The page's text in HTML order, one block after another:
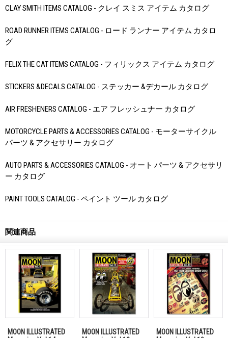
CLAY SMITH ITEMS CATALOG - クレイ スミス アイテム カタログ
ROAD RUNNER ITEMS CATALOG - ロード ランナー アイテム カタロ
グ
FELIX THE CAT ITEMS CATALOG - フィリックス アイテム カタログ
STICKERS &DECALS CATALOG - ステッカー &デカール カタログ
AIR FRESHENERS CATALOG - エア フレッシュナー カタログ
MOTORCYCLE PARTS & ACCESSORIES CATALOG - モーターサイクル
パーツ & アクセサリー カタログ
AUTO PARTS & ACCESSORIES CATALOG - オート パーツ & アクセサリ
ー カタログ
PAINT TOOLS CATALOG - ペイント ツール カタログ
関連商品
MOON ILLUSTRATED
MOON ILLUSTRATED
MOON ILLUSTRATED